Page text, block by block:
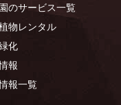
のサービス一覧
物レンタル
化
報
報一覧